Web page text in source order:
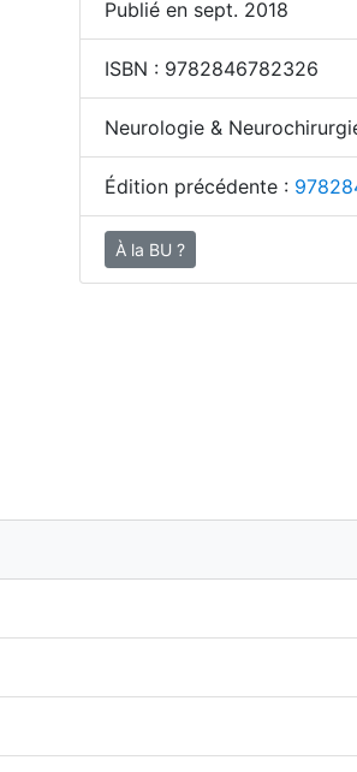
Publié en sept. 2018
ISBN : 9782846782326
Neurologie &
Édition précédente :
À la BU ?